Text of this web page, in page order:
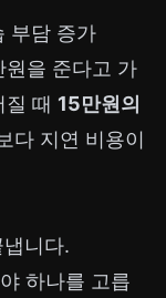
부담 증가
을 준다고 가
질 때 15만원의
다 지연 비용이
니다.
하나를 고릅